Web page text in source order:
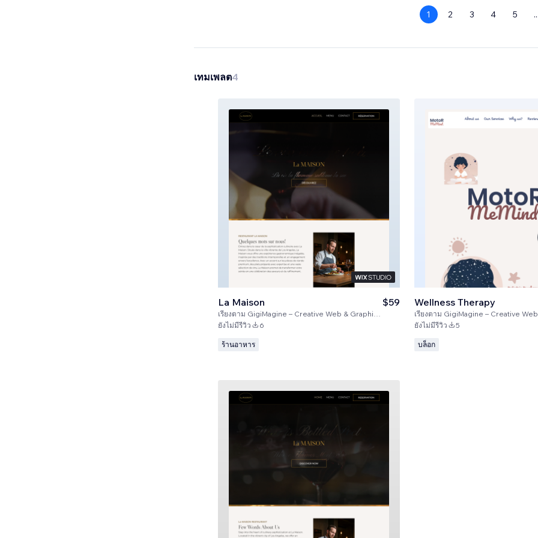
1 2 3 4 5
เทมเพลต4
La Maison
เรียงตาม GigiMagine – Creative Web & Graphic Design Studio
$59
ยังไม่มีรีวิว 6
ร้านอาหาร
Wellness Therapy
เรียงตาม GigiMagine – Creative Web & Graphic
ยังไม่มีรีวิว
5
บล็อก